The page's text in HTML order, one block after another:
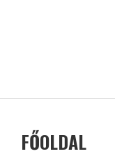
FŐOLDAL